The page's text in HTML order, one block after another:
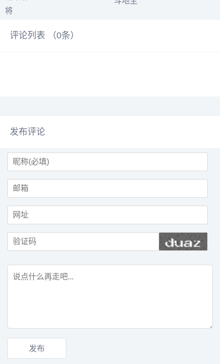
评论列表 （0条）
发布评论